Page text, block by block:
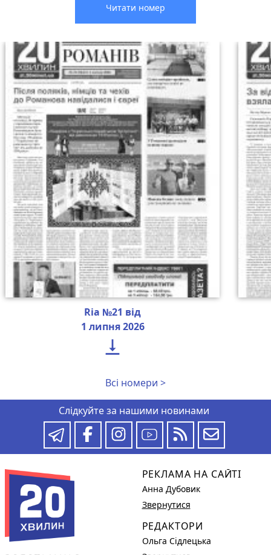
Читати номер
Ria №21 від
1 липня 2026

Всі номери >
Слідкуйте за нашими новинами
РЕКЛАМА НА САЙТІ
Анна Дубовик
Звернутися
РЕДАКТОРИ
Ольга Сідлецька